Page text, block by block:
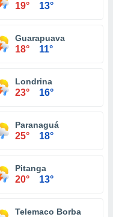
19° 13°
Guarapuava
18° 11°
Londrina
23° 16°
Paranaguá
25° 18°
Pitanga
20° 13°
Telemaco Borba